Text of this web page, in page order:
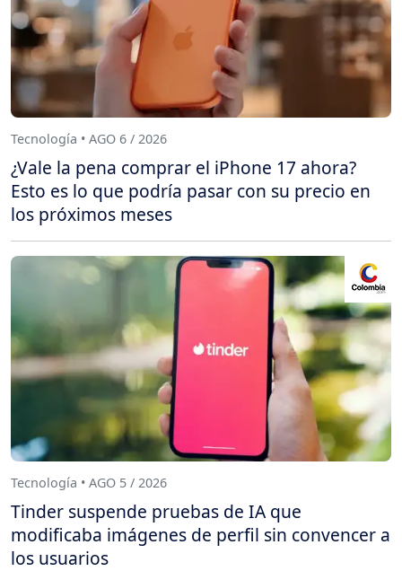
Tecnología • AGO 6 / 2026
¿Vale la pena comprar el iPhone 17 ahora?
Esto es lo que podría pasar con su precio en
los próximos meses
Tecnología • AGO 5 / 2026
Tinder suspende pruebas de IA que
modificaba imágenes de perfil sin convencer a
los usuarios